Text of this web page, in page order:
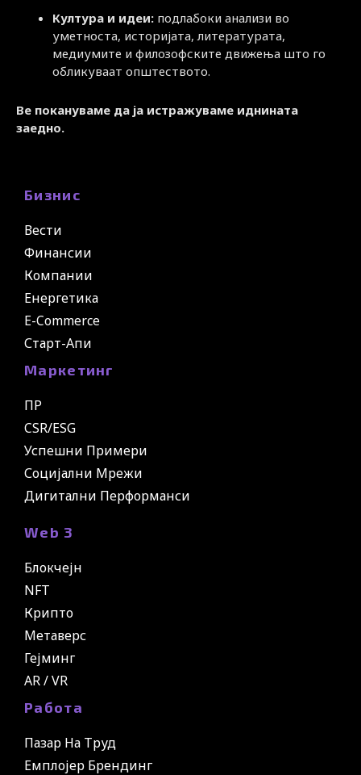
Култура и идеи: подлабоки анализи во
уметноста, историјата, литературата,
медиумите и филозофските движења што го
обликуваат општеството.
Ве покануваме да ја истражуваме иднината
заедно.
Бизнис
Вести
Финансии
Компании
Енергетика
E-Commerce
Старт-Апи
Маркетинг
ПР
CSR/ESG
Успешни Примери
Социјални Мрежи
Дигитални Перформанси
Web 3
Блокчејн
NFT
Крипто
Метаверс
Гејминг
AR / VR
Работа
Пазар На Труд
Емплојер Брендинг